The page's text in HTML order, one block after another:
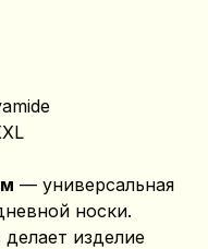
— универсальная
носки.
изделие